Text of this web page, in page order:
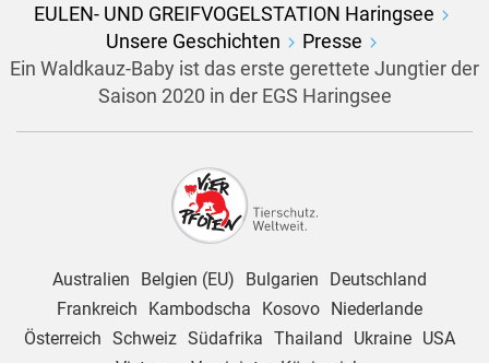
EULEN- UND GREIFVOGELSTATION Haringsee
Unsere Geschichten
Presse
Ein Waldkauz-Baby ist das erste gerettete Jungtier der
Saison 2020 in der EGS Haringsee
Australien Belgien (EU) Bulgarien
Deutschland
Frankreich
Kambodscha Kosovo
Niederlande
Österreich Schweiz Südafrika Thailand Ukraine
USA